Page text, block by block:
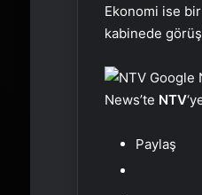
Ekonomi ise
kabinede
News’te NTV
Paylaş